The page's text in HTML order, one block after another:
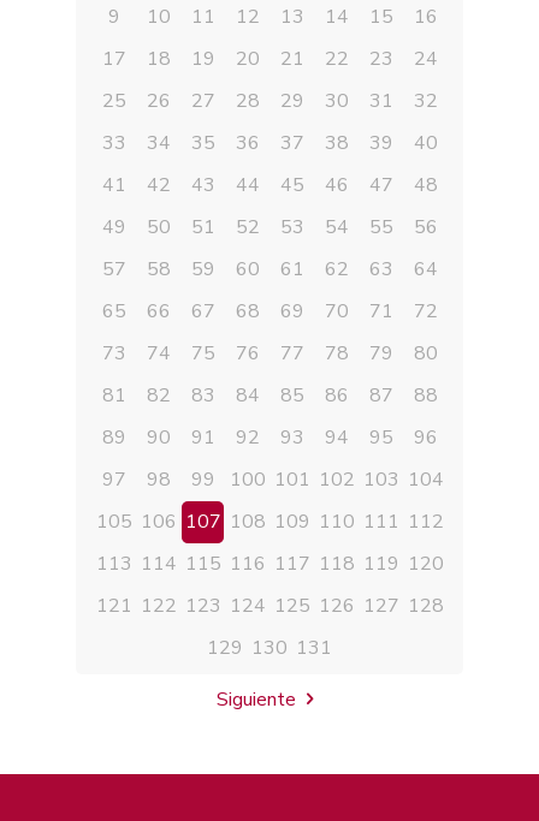
9
10 11 12 13 14 15
16
17
18 19 20 21 22 23
24
25
26 27 28 29 30 31
32
33
34 35 36 37 38 39
40
41
42 43 44 45 46 47
48
49
50 51 52 53 54 55
56
57
58 59 60 61 62 63
64
65
66 67 68 69 70 71
72
73
74 75 76 77 78 79
80
81
82 83 84 85 86 87
88
89
90 91 92 93 94 95
96
97
98 99 100 101 102 103 104
105 106 107 108 109 110 111 112
113 114 115 116 117 118 119 120
121 122 123 124 125 126 127 128
129 130 131
Siguiente